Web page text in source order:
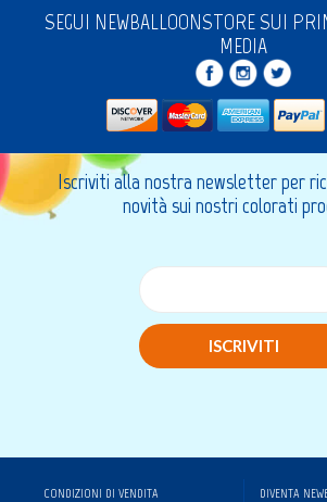
SEGUI NEWBALLOONSTORE SUI
MEDIA
Iscriviti alla nostra newsletter per
novità sui nostri colorati
ISCRIVITI
CONDIZIONI DI VENDITA DIVENTA